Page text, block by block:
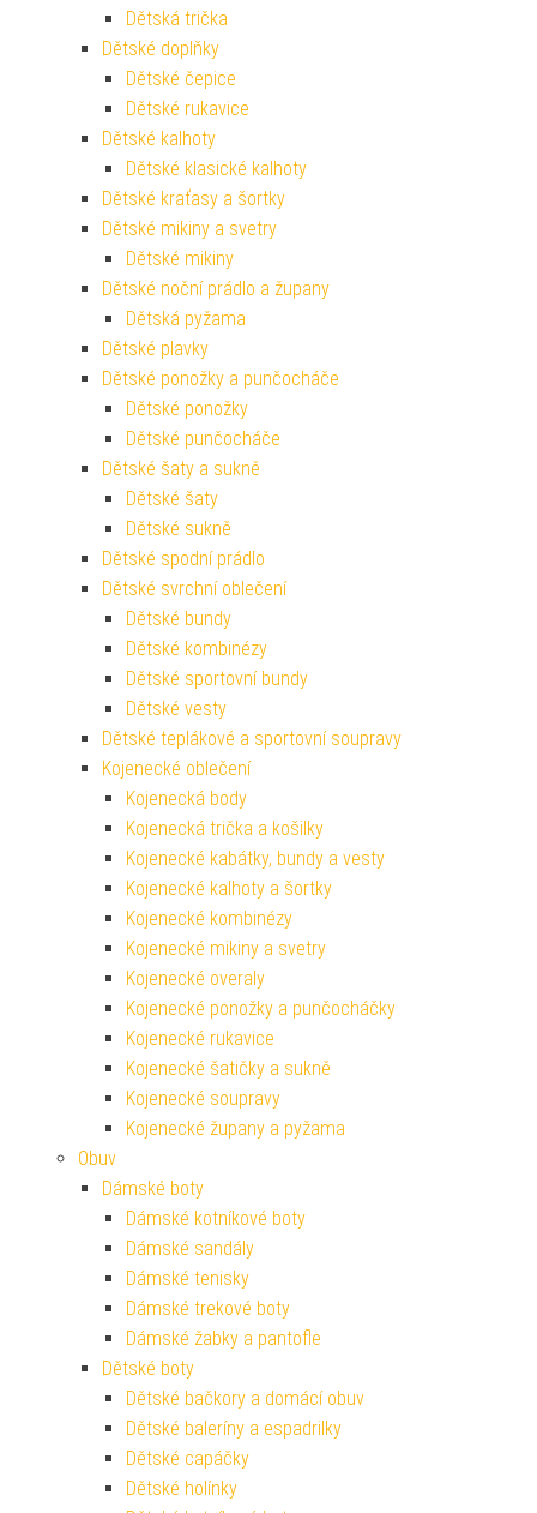
Dětská trička
Dětské doplňky
Dětské čepice
Dětské rukavice
Dětské kalhoty
Dětské klasické kalhoty
Dětské kraťasy a šortky
Dětské mikiny a svetry
Dětské mikiny
Dětské noční prádlo a župany
Dětská pyžama
Dětské plavky
Dětské ponožky a punčocháče
Dětské ponožky
Dětské punčocháče
Dětské šaty a sukně
Dětské šaty
Dětské sukně
Dětské spodní prádlo
Dětské svrchní oblečení
Dětské bundy
Dětské kombinézy
Dětské sportovní bundy
Dětské vesty
Dětské teplákové a sportovní soupravy
Kojenecké oblečení
Kojenecká body
Kojenecká trička a košilky
Kojenecké kabátky, bundy a vesty
Kojenecké kalhoty a šortky
Kojenecké kombinézy
Kojenecké mikiny a svetry
Kojenecké overaly
Kojenecké ponožky a punčocháčky
Kojenecké rukavice
Kojenecké šatičky a sukně
Kojenecké soupravy
Kojenecké župany a pyžama
Obuv
Dámské boty
Dámské kotníkové boty
Dámské sandály
Dámské tenisky
Dámské trekové boty
Dámské žabky a pantofle
Dětské boty
Dětské bačkory a domácí obuv
Dětské baleríny a espadrilky
Dětské capáčky
Dětské holínky